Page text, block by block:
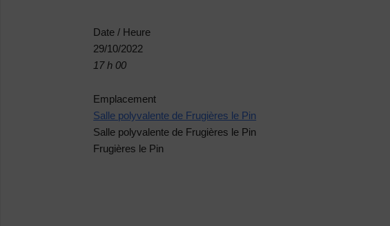
Date / Heure
29/10/2022
17 h 00
Emplacement
Salle polyvalente de Frugières le Pin
Salle polyvalente de Frugières le Pin
Frugières le Pin